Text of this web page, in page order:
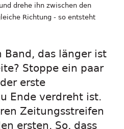
drehe ihn zwischen den
Richtung - so entsteht
Band, das länger ist
Stoppe ein paar
erste
Ende verdreht ist.
Zeitungsstreifen
ersten. So, dass